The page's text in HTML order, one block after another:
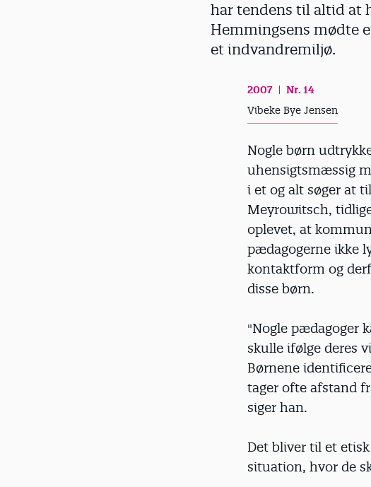
har tendens til altid at
Hemmingsens mødte
et indvandremiljø.
2007
Nr. 14
Vibeke Bye Jensen
Nogle børn
uhensigtsmæssig
i et og alt søger at
Meyrowitsch,
oplevet, at
pædagogerne ikke
kontaktform og
disse børn.
"Nogle pædagoger
skulle ifølge deres
Børnene
tager ofte afstand
siger han.
Det bliver til et
situation, hvor de